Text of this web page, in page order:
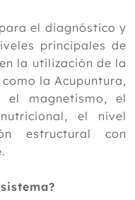
el diagnóstico y
principales de
la utilización de la
la Acupuntura,
el magnetismo, el
el nivel
estructural con